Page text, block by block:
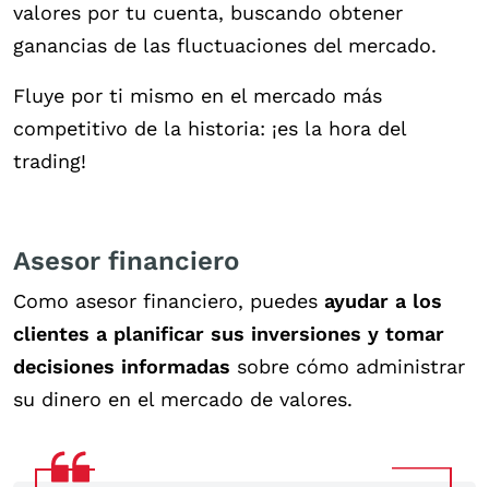
valores por tu cuenta, buscando obtener
ganancias de las fluctuaciones del mercado.
Fluye por ti mismo en el mercado más
competitivo de la historia: ¡es la hora del
trading!
Asesor financiero
Como asesor financiero, puedes ayudar a los
clientes a planificar sus inversiones y tomar
decisiones informadas sobre cómo administrar
su dinero en el mercado de valores.